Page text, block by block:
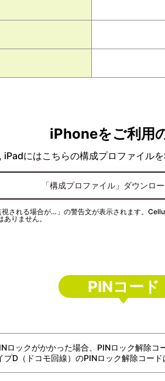
iPhoneをご利用
にはこちらの構成プロファイル
「構成プロファイル」ダウンロ
される場合が…」の警告文が表示されます。
りません。
PINコード
ロックがかかった場合、PINロック解除コ
プD（ドコモ回線）のPINロック解除コード